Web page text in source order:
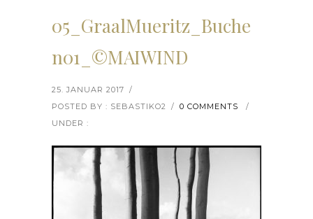
05_GraalMueritz_Buche
n01_©MAIWIND
25. JANUAR 2017 /
POSTED BY : SEBASTIKO2 / 0 COMMENTS
/
UNDER :